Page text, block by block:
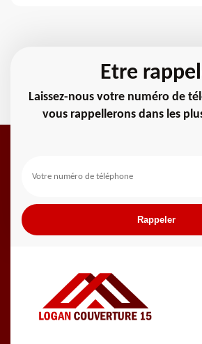
Etre
Laissez-nous votre numéro de
vous rappellerons dans les